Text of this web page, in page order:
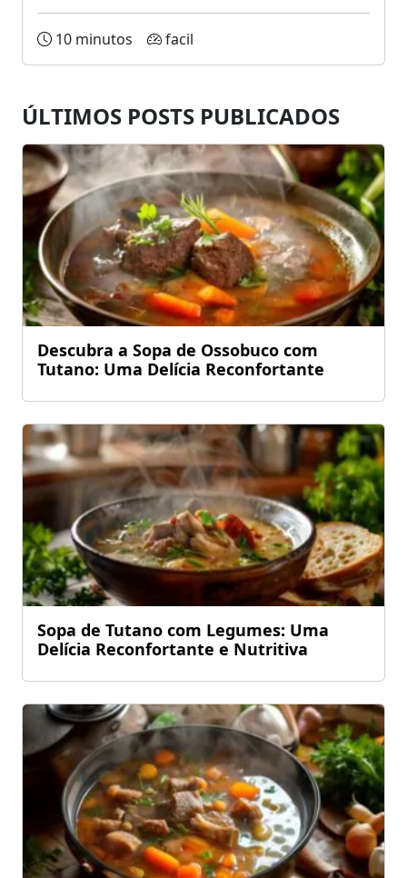
10 minutos facil
ÚLTIMOS POSTS PUBLICADOS
Descubra a Sopa de Ossobuco com
Tutano: Uma Delícia Reconfortante
Sopa de Tutano com Legumes: Uma
Delícia Reconfortante e Nutritiva